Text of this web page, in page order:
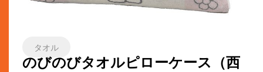
タオル
のびのびタオルピローケース（西